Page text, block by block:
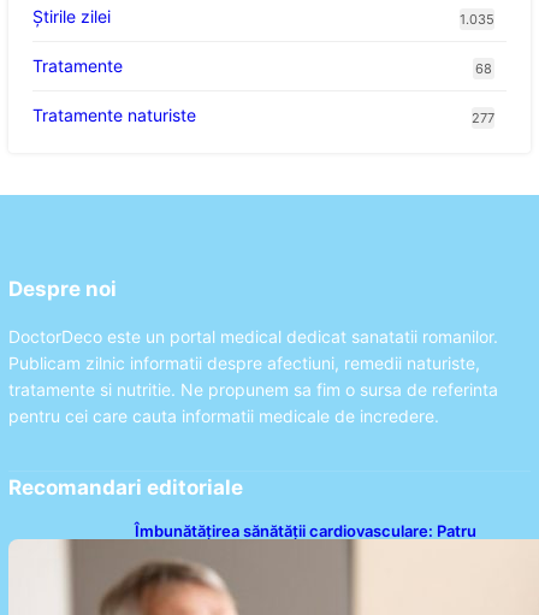
Știrile zilei 1.035
Tratamente 68
Tratamente naturiste 277
Despre noi
DoctorDeco este un portal medical dedicat sanatatii romanilor.
Publicam zilnic informatii despre afectiuni, remedii naturiste,
tratamente si nutritie. Ne propunem sa fim o sursa de referinta
pentru cei care cauta informatii medicale de incredere.
Recomandari editoriale
Îmbunătățirea sănătății cardiovasculare: Patru
la domiciliu